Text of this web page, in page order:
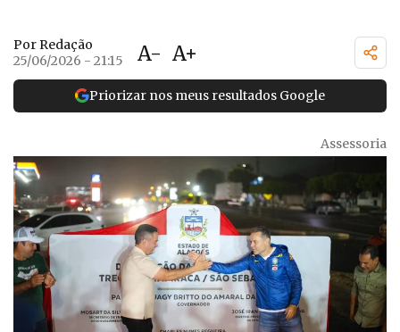
Por Redação
25/06/2026 - 21:15
A- A+
Priorizar nos meus resultados Google
Assessoria